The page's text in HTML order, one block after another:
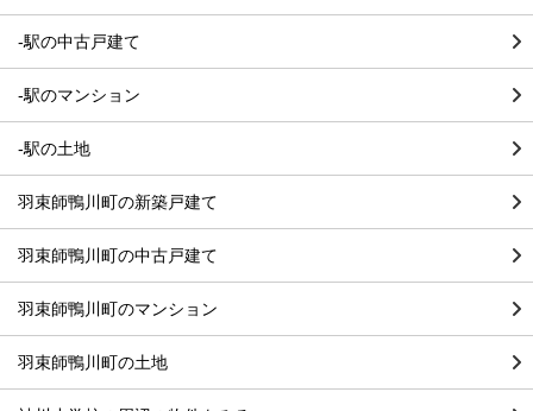
-駅の中古戸建て
-駅のマンション
-駅の土地
羽束師鴨川町の新築戸建て
羽束師鴨川町の中古戸建て
羽束師鴨川町のマンション
羽束師鴨川町の土地